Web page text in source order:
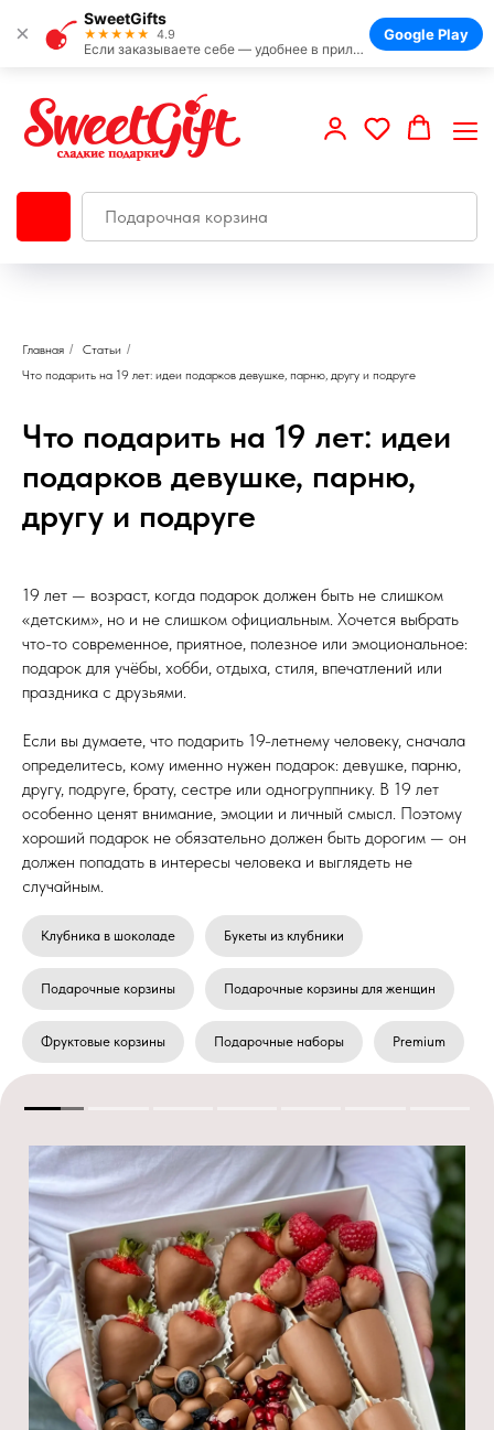
Главная / Статьи /
Что подарить на 19 лет: идеи подарков девушке, парню, другу и подруге
Что подарить на 19 лет: идеи
подарков девушке, парню,
другу и подруге
19 лет — возраст, когда подарок должен быть не слишком
«детским», но и не слишком официальным. Хочется выбрать
что-то современное, приятное, полезное или эмоциональное:
подарок для учёбы, хобби, отдыха, стиля, впечатлений или
праздника с друзьями.
Если вы думаете, что подарить 19-летнему человеку, сначала
определитесь, кому именно нужен подарок: девушке, парню,
другу, подруге, брату, сестре или одногруппнику. В 19 лет
особенно ценят внимание, эмоции и личный смысл. Поэтому
хороший подарок не обязательно должен быть дорогим — он
должен попадать в интересы человека и выглядеть не
случайным.
Клубника в шоколаде Букеты из клубники
Подарочные корзины Подарочные корзины для женщин
Фруктовые корзины Подарочные наборы Premium
×
SweetGifts
★★★★★ 4.9
Если заказываете себе — удобнее в приложении
Google Play